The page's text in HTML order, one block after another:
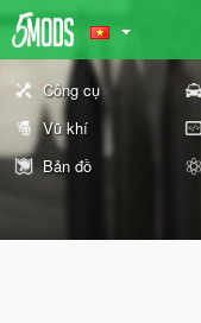
Công cụ
Vũ khí
Bản đồ